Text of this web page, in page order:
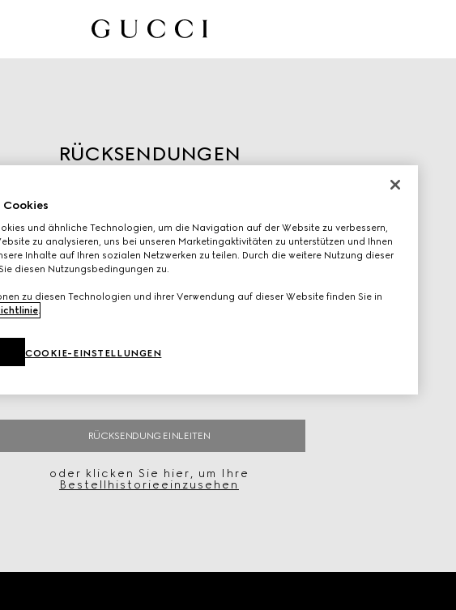
RÜCKSENDUNGEN
Bestellnummer und die bei der
Bestellung angegebene E-
Mail-Adresse eingeben.
RÜCKSENDUNG EINLEITEN
oder klicken Sie hier, um Ihre
Bestellhistorieeinzusehen
und ähnliche Technologien, um die Navigation auf der Website zu verbessern,
zu analysieren, uns bei unseren Marketingaktivitäten zu unterstützen und Ihnen
Inhalte auf Ihren sozialen Netzwerken zu teilen. Durch die weitere Nutzung dieser
diesen Nutzungsbedingungen zu.
zu diesen Technologien und ihrer Verwendung auf dieser Website finden Sie in
COOKIE-EINSTELLUNGEN